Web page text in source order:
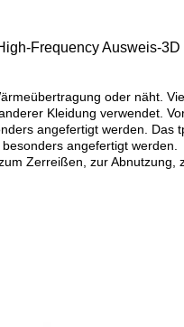
Frequency Ausweis-
oder näht.
Kleidung verwendet.
angefertigt werden.
angefertigt werden.
Zerreißen, zur